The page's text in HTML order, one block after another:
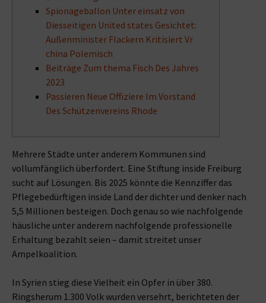
Spionageballon Unter einsatz von
Diesseitigen United states Gesichtet:
Außenminister Flackern Kritisiert Vr
china Polemisch
Beiträge Zum thema Fisch Des Jahres
2023
Passieren Neue Offiziere Im Vorstand
Des Schützenvereins Rhode
Mehrere Städte unter anderem Kommunen sind
vollumfänglich überfordert. Eine Stiftung inside Freiburg
sucht auf Lösungen. Bis 2025 könnte die Kennziffer das
Pflegebedürftigen inside Land der dichter und denker nach
5,5 Millionen besteigen. Doch genau so wie nachfolgende
häusliche unter anderem nachfolgende professionelle
Erhaltung bezahlt seien – damit streitet unser
Ampelkoalition.
In Syrien stieg diese Vielheit ein Opfer in über 380.
Ringsherum 1.300 Volk wurden versehrt, berichteten der